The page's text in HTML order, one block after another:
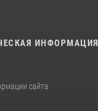
ИНФОРМАЦИЯ
сайта